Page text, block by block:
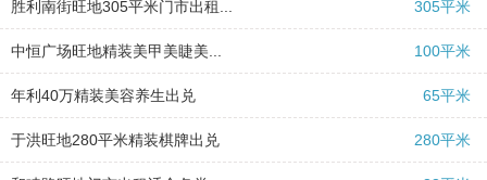
305平米
胜利南街旺地305平米门市出租...
100平米
中恒广场旺地精装美甲美睫美...
65平米
年利40万精装美容养生出兑
280平米
于洪旺地280平米精装棋牌出兑
2026-05-12
怒江北街精装足疗养生spa出兑
2026-05-10
铁西盛京医院对面吉祥馄饨出...
2026-04-28
首开如院160平米一层大门脸门...